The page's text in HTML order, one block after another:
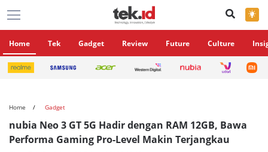
×
Home Tek Gadget Review Future Culture
Home Gadget
nubia Neo 3 GT 5G Hadir dengan RAM 12GB, Bawa
Performa Gaming Pro-Level Makin Terjangkau